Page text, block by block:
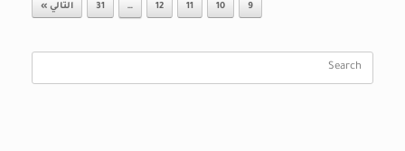
9
10
11
12
…
31 التالي »